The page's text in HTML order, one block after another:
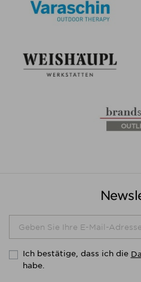
Ich bestätige, dass ich die
habe.